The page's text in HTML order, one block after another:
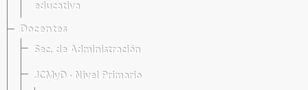
educativa
Docentes
Sec. de Administración
JCMyD · Nivel Primario